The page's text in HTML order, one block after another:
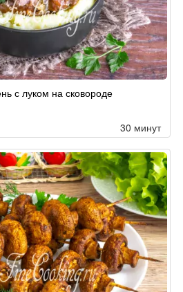
с луком на сковороде
30 минут